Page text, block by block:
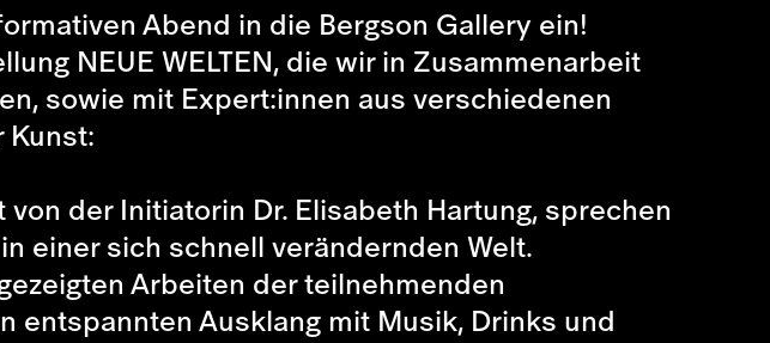
Abend in die Bergson Gallery ein!
NEUE WELTEN, die wir in Zusammenarbeit
sowie mit Expert:innen aus verschiedenen
der Initiatorin Dr. Elisabeth Hartung, sprechen
einer sich schnell verändernden Welt.
Arbeiten der teilnehmenden
entspannten Ausklang mit Musik, Drinks und